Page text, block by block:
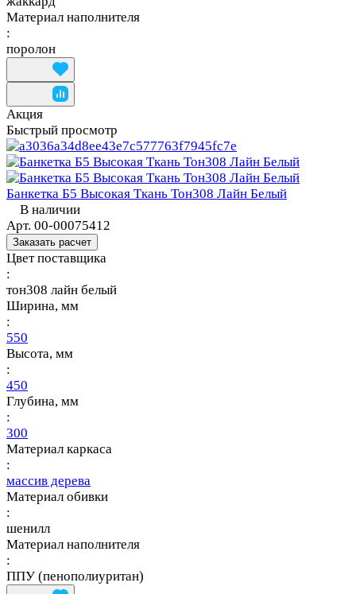
Материал наполнителя
:
поролон
Акция
Быстрый просмотр
Банкетка Б5 Высокая Ткань Тон308 Лайн Белый
В наличии
Арт. 00-00075412
Заказать расчет
Цвет поставщика
:
тон308 лайн белый
Ширина, мм
:
550
Высота, мм
:
450
Глубина, мм
:
300
Материал каркаса
:
массив дерева
Материал обивки
:
шенилл
Материал наполнителя
:
ППУ (пенополиуритан)